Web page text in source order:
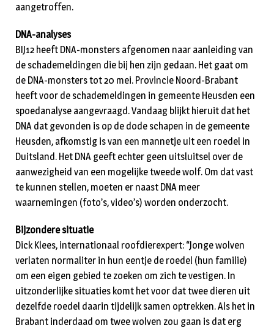
aangetroffen.
DNA-analyses
BIJ12 heeft DNA-monsters afgenomen naar aanleiding van
de schademeldingen die bij hen zijn gedaan. Het gaat om
de DNA-monsters tot 20 mei. Provincie Noord-Brabant
heeft voor de schademeldingen in gemeente Heusden een
spoedanalyse aangevraagd. Vandaag blijkt hieruit dat het
DNA dat gevonden is op de dode schapen in de gemeente
Heusden, afkomstig is van een mannetje uit een roedel in
Duitsland. Het DNA geeft echter geen uitsluitsel over de
aanwezigheid van een mogelijke tweede wolf. Om dat vast
te kunnen stellen, moeten er naast DNA meer
waarnemingen (foto’s, video’s) worden onderzocht.
Bijzondere situatie
Dick Klees, internationaal roofdierexpert: “Jonge wolven
verlaten normaliter in hun eentje de roedel (hun familie)
om een eigen gebied te zoeken om zich te vestigen. In
uitzonderlijke situaties komt het voor dat twee dieren uit
dezelfde roedel daarin tijdelijk samen optrekken. Als het in
Brabant inderdaad om twee wolven zou gaan is dat erg